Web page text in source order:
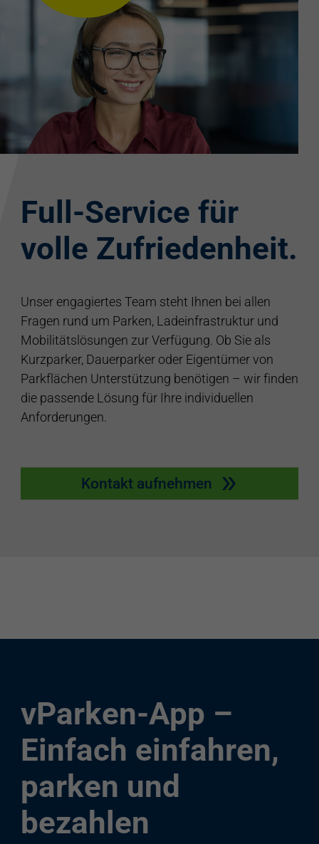
Full-Service für
volle Zufriedenheit.
Unser engagiertes Team steht Ihnen bei allen
Fragen rund um Parken, Ladeinfrastruktur und
Mobilitätslösungen zur Verfügung. Ob Sie als
Kurzparker, Dauerparker oder Eigentümer von
Parkflächen Unterstützung benötigen – wir finden
die passende Lösung für Ihre individuellen
Anforderungen.
Kontakt aufnehmen
vParken-App –
Einfach einfahren,
parken und
bezahlen